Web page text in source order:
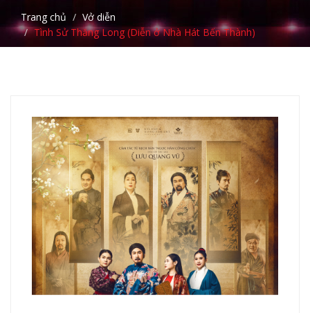
Trang chủ
Vở diễn
Tình Sử Thăng Long (Diễn ở Nhà Hát Bến Thành)